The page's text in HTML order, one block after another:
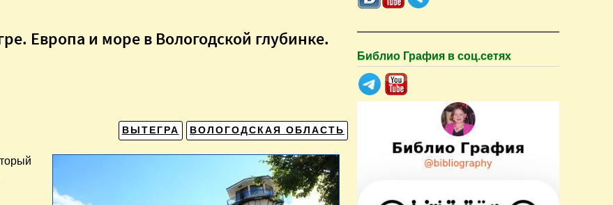
Европа и море в Вологодской глубинке.
ВОЛОГОДСКАЯ ОБЛАСТЬ
ВЫТЕГРА
Библио Графия в соц.сетях